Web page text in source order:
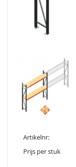
Artikelnr:
Prijs per stuk